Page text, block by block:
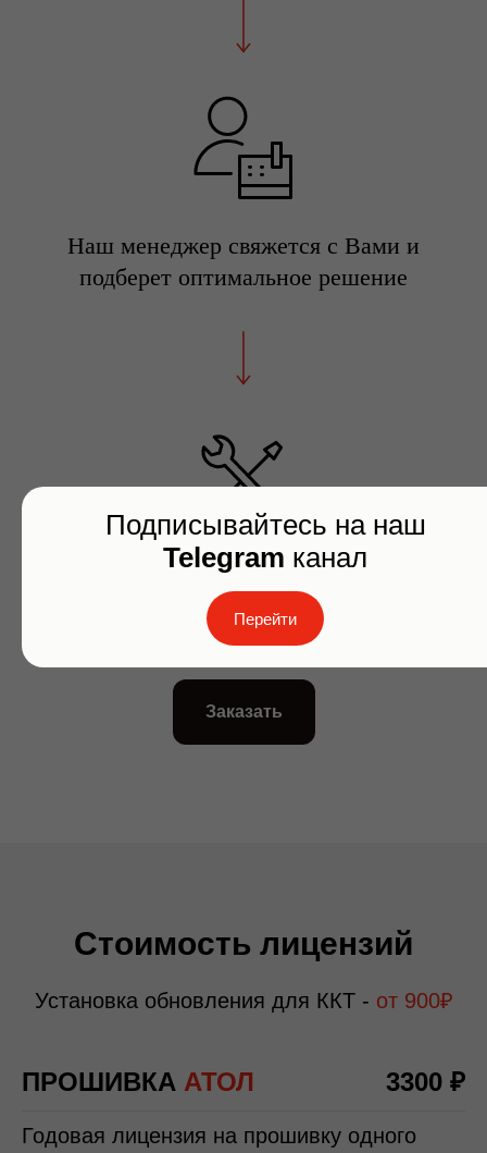
Наш менеджер свяжется с Вами и
подберет оптимальное решение
Специалист сервисного центра обновит
ККТ
Заказать
Стоимость лицензий
Установка обновления для ККТ - от 900₽
ПРОШИВКА АТОЛ 3300 ₽
Годовая лицензия на прошивку одного
Подписывайтесь на наш
Telegram канал
Перейти